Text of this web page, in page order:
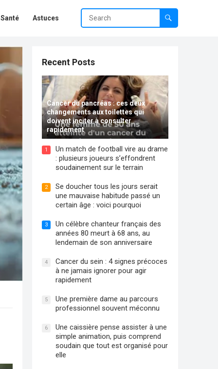
Santé Astuces
Recent Posts
Cancer du pancréas : ces deux
changements aux toilettes qui
doivent inciter à consulter
rapidement
1
Un match de football vire au drame
: plusieurs joueurs s’effondrent
soudainement sur le terrain
2
Se doucher tous les jours serait
une mauvaise habitude passé un
certain âge : voici pourquoi
3
Un célèbre chanteur français des
années 80 meurt à 68 ans, au
lendemain de son anniversaire
4
Cancer du sein : 4 signes précoces
à ne jamais ignorer pour agir
rapidement
5
Une première dame au parcours
professionnel souvent méconnu
6
Une caissière pense assister à une
simple animation, puis comprend
soudain que tout est organisé pour
elle